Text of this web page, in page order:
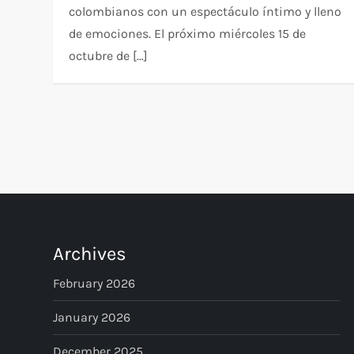
colombianos con un espectáculo íntimo y lleno
de emociones. El próximo miércoles 15 de
octubre de […]
t
s
p
Archives
February 2026
January 2026